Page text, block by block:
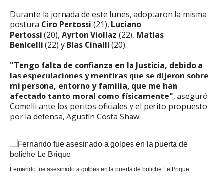
Durante la jornada de este lunes, adoptaron la misma
postura Ciro Pertossi (21), Luciano
Pertossi (20), Ayrton Viollaz (22), Matías
Benicelli (22) y Blas Cinalli (20).
"Tengo falta de confianza en la Justicia, debido a
las especulaciones y mentiras que se dijeron sobre
mi persona, entorno y familia, que me han
afectado tanto moral como físicamente", aseguró
Comelli ante los peritos oficiales y el perito propuesto
por la defensa, Agustín Costa Shaw.
Fernando fue asesinado a golpes en la puerta de boliche Le Brique.